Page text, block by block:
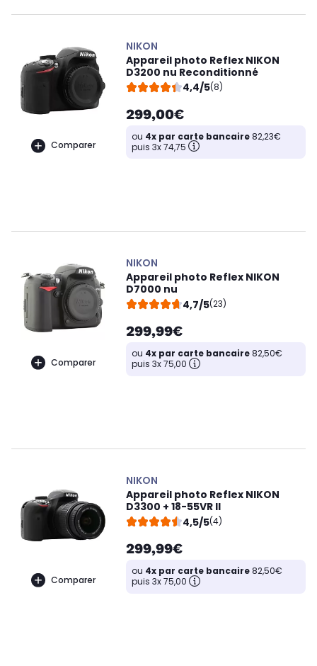
Comparer
NIKON
Appareil photo Reflex NIKON
D3200 nu Reconditionné
4,4/5(8)
299,00€
ou 4x par carte bancaire82,23€
puis 3x 74,75
Comparer
NIKON
Appareil photo Reflex NIKON
D7000 nu
4,7/5(23)
299,99€
ou 4x par carte bancaire82,50€
puis 3x 75,00
Comparer
NIKON
Appareil photo Reflex NIKON
D3300 + 18-55VR II
4,5/5(4)
299,99€
ou 4x par carte bancaire82,50€
puis 3x 75,00